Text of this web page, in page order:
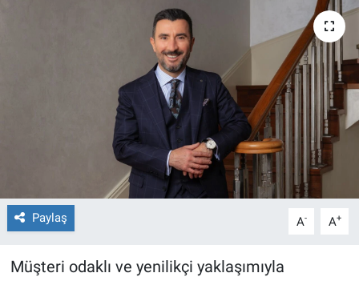
Paylaş A- A+
Müşteri odaklı ve yenilikçi yaklaşımıyla